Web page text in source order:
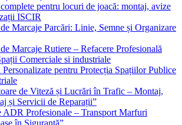
pentru locuri de joacă: montaj, avize
ISCIR
Marcaje Parcări: Linie, Semne și Organizare
Marcaje Rutiere – Refacere Profesională
Comerciale si industriale
Personalizate pentru Protecția Spațiilor Publice
de Viteză și Lucrări în Trafic – Montaj,
și Servicii de Reparații”
ADR Profesionale – Transport Marfuri
în Siguranță”